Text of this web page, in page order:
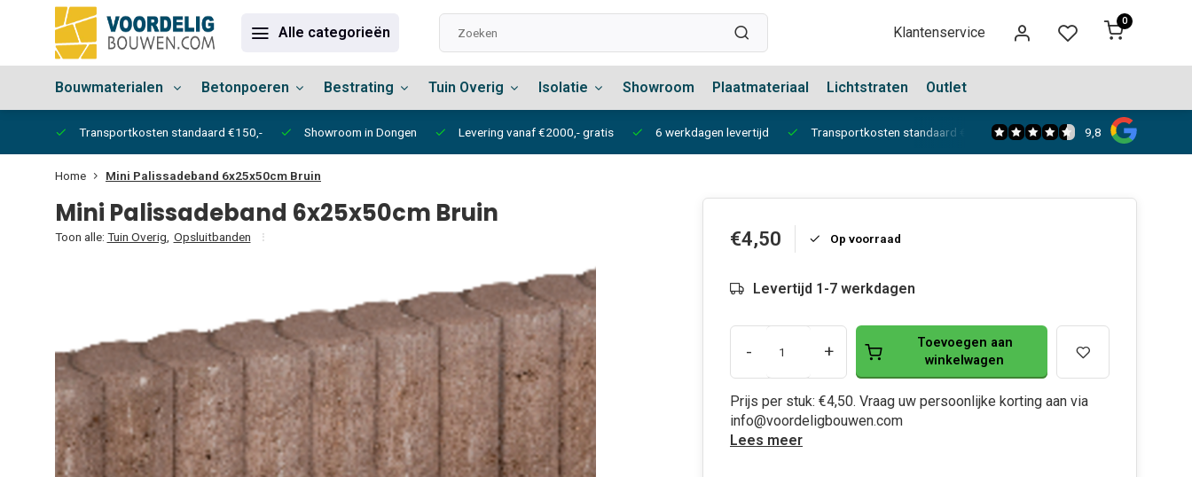
Alle categorieën Klantenservice
0
Bouwmaterialen Betonpoeren Bestrating Tuin Overig Isolatie Showroom Plaatmateriaal Lichtstraten Outlet
Transportkosten standaard €150,- Showroom in Dongen Levering vanaf €2000,- gratis 6 werkdagen levertijd Transportkosten standaard €150,- Showroom in Dongen
9,8
Home Mini Palissadeband 6x25x50cm Bruin
Mini Palissadeband 6x25x50cm Bruin
Toon alle: Tuin Overig Opsluitbanden €4,50 Op voorraad
Levertijd 1-7 werkdagen
- +
Toevoegen aan
winkelwagen
Prijs per stuk: €4,50. Vraag uw persoonlijke korting aan via
info@voordeligbouwen.com
Lees meer